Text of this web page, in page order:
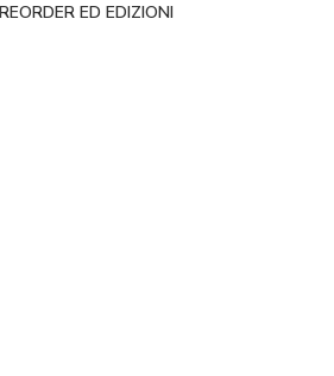
ED EDIZIONI